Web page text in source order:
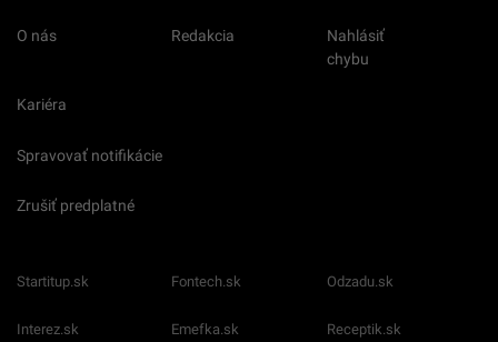
O nás Redakcia
Nahlásiť
chybu
Kariéra
Spravovať notifikácie
Zrušiť predplatné
Startitup.sk Fontech.sk Odzadu.sk
Interez.sk Emefka.sk Receptik.sk